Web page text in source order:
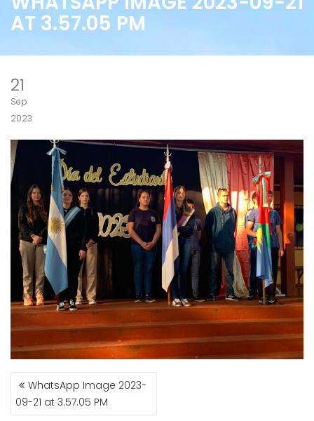
AT 3.57.05 PM
21
Sep
2023
NAVEGACIÓN
DE
ENTRADAS
WhatsApp Image 2023-
09-21 at 3.57.05 PM